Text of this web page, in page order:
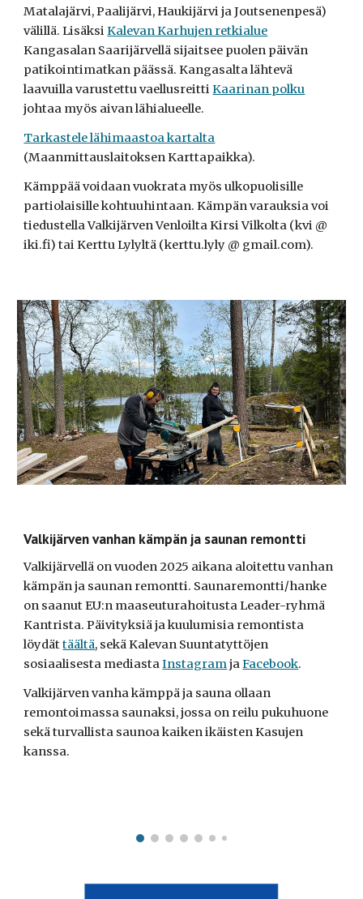
Matalajärvi, Paalijärvi, Haukijärvi ja Joutsenenpesä)
välillä. LisäksiKalevan Karhujen retkialue
Kangasalan Saarijärvellä sijaitsee puolen päivän
patikointimatkan päässä. Kangasalta lähtevä
laavuilla varustettu vaellusreittiKaarinan polku
johtaa myös aivan lähialueelle.
Tarkastele lähimaastoa kartalta
(Maanmittauslaitoksen Karttapaikka).
Kämppää voidaan vuokrata myös ulkopuolisille
partiolaisille kohtuuhintaan. Kämpän varauksia voi
tiedustella Valkijärven Venloilta Kirsi Vilkolta (kvi @
iki.fi) tai Kerttu Lylyltä (kerttu.lyly @ gmail.com).
Valkijärven vanhan kämpän ja saunan remontti
Valkijärvellä on vuoden 2025 aikana aloitettu vanhan
kämpän ja saunan remontti. Saunaremontti/hanke
on saanut EU:n maaseuturahoitusta Leader-ryhmä
Kantrista. Päivityksiä ja kuulumisia remontista
löydättäältä, sekä Kalevan Suuntatyttöjen
sosiaalisesta mediastaInstagram jaFacebook.
Valkijärven vanha kämppä ja sauna ollaan
remontoimassa saunaksi, jossa on reilu pukuhuone
sekä turvallista saunoa kaiken ikäisten Kasujen
kanssa.